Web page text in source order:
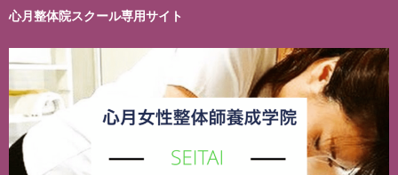
心月整体院スクール専用サイト